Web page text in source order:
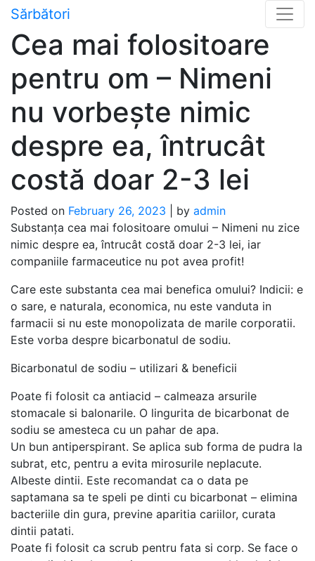
Skip
content
Sărbători
Cea mai folositoare
pentru om – Nimeni
nu vorbește nimic
despre ea, întrucât
costă doar 2-3 lei
Posted on February 26, 2023 by admin
Substanța cea mai folositoare omului – Nimeni nu zice
nimic despre ea, întrucât costă doar 2-3 lei, iar
companiile farmaceutice nu pot avea profit!
Care este substanta cea mai benefica omului? Indicii: e
o sare, e naturala, economica, nu este vanduta in
farmacii si nu este monopolizata de marile corporatii.
Este vorba despre bicarbonatul de sodiu.
Bicarbonatul de sodiu – utilizari & beneficii
Poate fi folosit ca antiacid – calmeaza arsurile
stomacale si balonarile. O lingurita de bicarbonat de
sodiu se amesteca cu un pahar de apa.
Un bun antiperspirant. Se aplica sub forma de pudra la
subrat, etc, pentru a evita mirosurile neplacute.
Albeste dintii. Este recomandat ca o data pe
saptamana sa te speli pe dinti cu bicarbonat – elimina
bacteriile din gura, previne aparitia cariilor, curata
dintii patati.
Poate fi folosit ca scrub pentru fata si corp. Se face o